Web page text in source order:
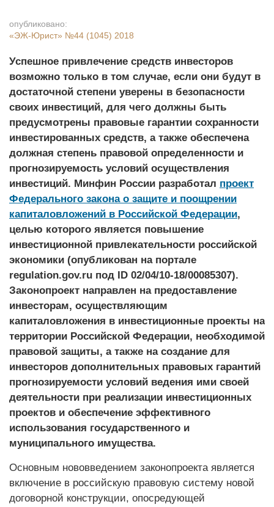
опубликовано:
«ЭЖ-Юрист» №44 (1045) 2018
Успешное привлечение средств инвесторов
возможно только в том случае, если они будут в
достаточной степени уверены в безопасности
своих инвестиций, для чего должны быть
предусмотрены правовые гарантии сохранности
инвестированных средств, а также обеспечена
должная степень правовой определенности и
прогнозируемость условий осуществления
инвестиций. Минфин России разработал проект
Федерального закона о защите и поощрении
капиталовложений в Российской Федерации,
целью которого является повышение
инвестиционной привлекательности российской
экономики (опубликован на портале
regulation.gov.ru под ID 02/04/10-18/00085307).
Законопроект направлен на предоставление
инвесторам, осуществляющим
капиталовложения в инвестиционные проекты на
территории Российской Федерации, необходимой
правовой защиты, а также на создание для
инвесторов дополнительных правовых гарантий
прогнозируемости условий ведения ими своей
деятельности при реализации инвестиционных
проектов и обеспечение эффективного
использования государственного и
муниципального имущества.
Основным нововведением законопроекта является
включение в российскую правовую систему новой
договорной конструкции, опосредующей